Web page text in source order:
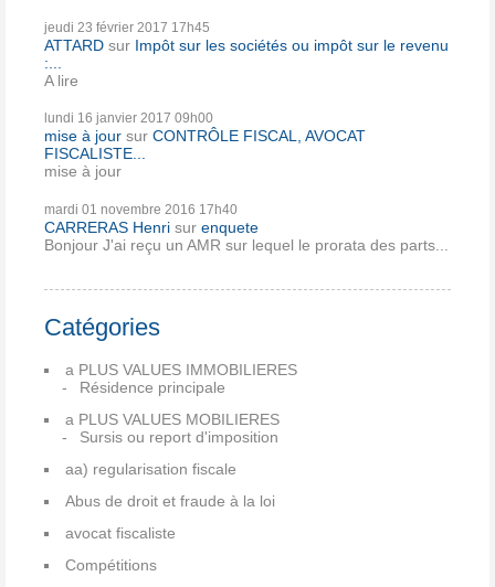
jeudi 23 février 2017 17h45
ATTARD sur Impôt sur les sociétés ou impôt sur le revenu
:...
A lire
lundi 16 janvier 2017 09h00
mise à jour sur CONTRÔLE FISCAL, AVOCAT
FISCALISTE...
mise à jour
mardi 01 novembre 2016 17h40
CARRERAS Henri sur enquete
Bonjour J'ai reçu un AMR sur lequel le prorata des parts...
Catégories
a PLUS VALUES IMMOBILIERES
Résidence principale
a PLUS VALUES MOBILIERES
Sursis ou report d'imposition
aa) regularisation fiscale
Abus de droit et fraude à la loi
avocat fiscaliste
Compétitions